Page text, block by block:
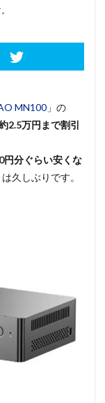
MN100 」の
2.5万円まで割引
円分ぐらい安くな
久しぶりです。